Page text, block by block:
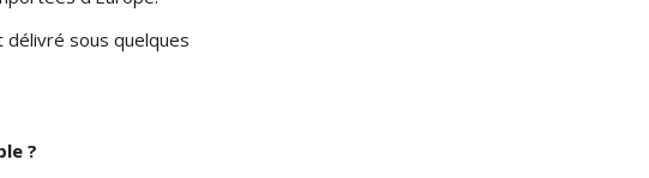
sous quelques
?